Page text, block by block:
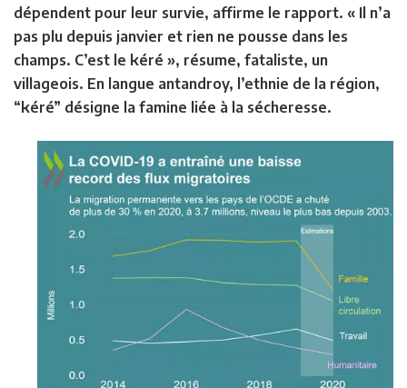
dépendent pour leur survie, affirme le rapport. « Il n’a
pas plu depuis janvier et rien ne pousse dans les
champs. C’est le kéré », résume, fataliste, un
villageois. En langue antandroy, l’ethnie de la région,
“kéré” désigne la famine liée à la sécheresse.